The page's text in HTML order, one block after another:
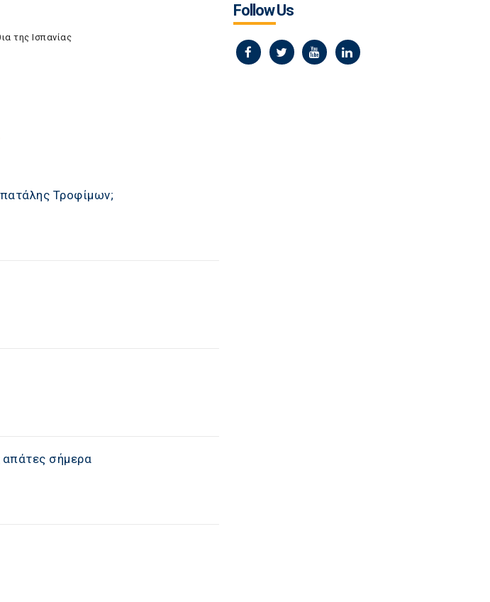
της Ισπανίας
Τροφίμων;
απάτες σήμερα
Follow Us